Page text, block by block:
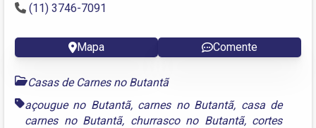
(11) 3746-7091
Mapa Comente
Casas de Carnes no Butantã
açougue no Butantã, carnes no Butantã, casa de
carnes no Butantã, churrasco no Butantã, cortes